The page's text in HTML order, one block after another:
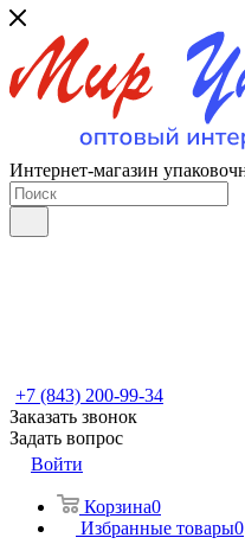
Интернет-магазин
+7 (843) 200-99-34
Заказать звонок
Задать вопрос
Войти
Корзина0
Избранные товары0